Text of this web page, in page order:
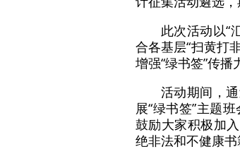
此次活动以“
合各基层“扫黄打
增强“绿书签”传播
活动期间，
展“绿书签”主题
鼓励大家积极加
绝非法和不健康书